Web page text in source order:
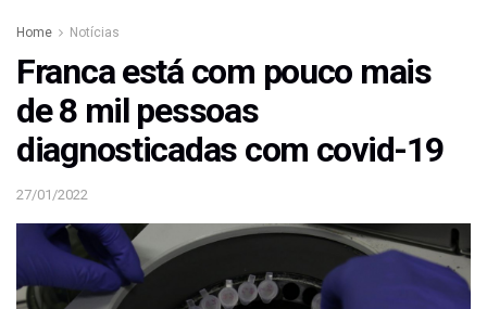
Home Notícias
Franca está com pouco mais
de 8 mil pessoas
diagnosticadas com covid-19
27/01/2022